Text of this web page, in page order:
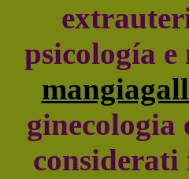
psicología
ginecologia
considerati